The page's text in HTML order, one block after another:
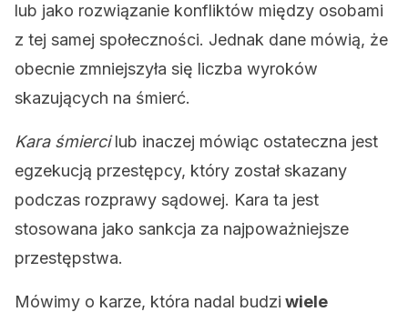
lub jako rozwiązanie konfliktów między osobami
z tej samej społeczności. Jednak dane mówią, że
obecnie zmniejszyła się liczba wyroków
skazujących na śmierć.
Kara śmiercilub inaczej mówiąc ostateczna jest
egzekucją przestępcy, który został skazany
podczas rozprawy sądowej. Kara ta jest
stosowana jako sankcja za najpoważniejsze
przestępstwa.
Mówimy o karze, która nadal budzi wiele